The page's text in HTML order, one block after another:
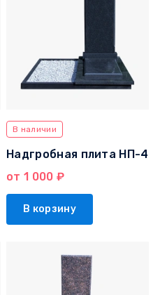
В наличии
Надгробная плита НП-4
от 1 000 ₽
В корзину